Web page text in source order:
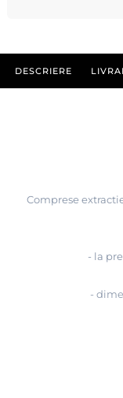
DESCRIERE
Comprese
- la
-